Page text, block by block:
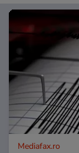
Mediafax.ro